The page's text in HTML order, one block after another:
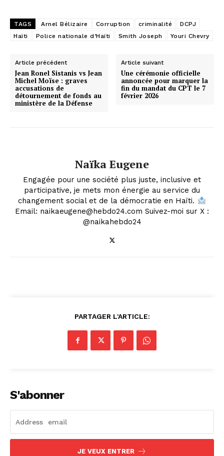
TAGS Arnel Bélizaire Corruption criminalité
DCPJ
Haïti
Police nationale d’Haïti Smith Joseph Youri Chevry
Article précédent
Jean Ronel Sistanis vs Jean
Michel Moïse : graves
accusations de
détournement de fonds au
ministère de la Défense
Article suivant
Une cérémonie officielle
annoncée pour marquer la
fin du mandat du CPT le 7
février 2026
Naïka Eugene
Engagée pour une société plus juste, inclusive et
participative, je mets mon énergie au service du
changement social et de la démocratie en Haïti.
Email: naikaeugene@hebdo24.com Suivez-moi sur X :
@naikahebdo24
PARTAGER L'ARTICLE:
S'abonner
JE VEUX ENTRER